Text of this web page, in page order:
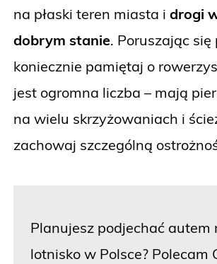
na płaski teren miasta i drogi
dobrym stanie. Poruszając się
koniecznie pamiętaj o
jest ogromna liczba – mają
na wielu skrzyżowaniach i
zachowaj szczególną
Planujesz podjechać autem
lotnisko w Polsce? Polecam